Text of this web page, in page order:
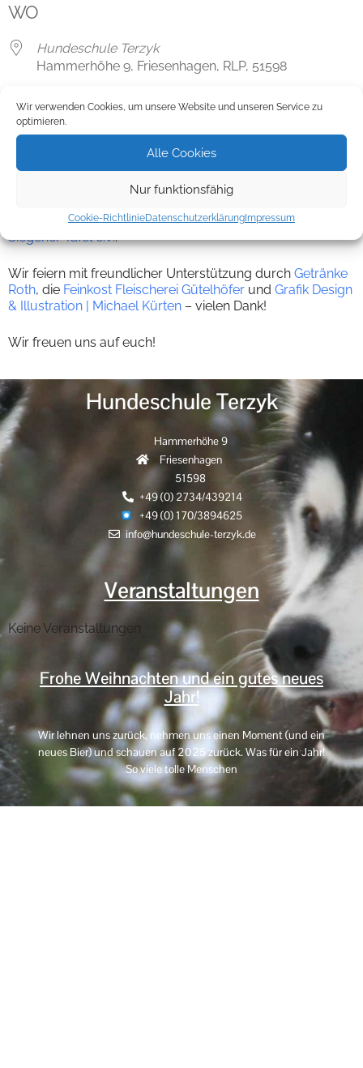
Wir verwenden Cookies, um unsere Website und unseren Service zu
optimieren.
Alle Cookies
Nur funktionsfähig
Cookie-RichtlinieDatenschutzerklärung Impressum
WO
Hundeschule Terzyk
Hammerhöhe 9, Friesenhagen, RLP, 51598
Karte nicht verfügbar
Wir, die Hundeschule Terzyk undRohfutter Siegen
euch und eure Hunde herzlich zu unserer gemeinsamen
gesorgt. Alle Spendenerlöse gehen an den Verein
Siegener Tafel e.V..
Wir feiern mit freundlicher Unterstützung durch Getränke
Roth, die Feinkost Fleischerei Gütelhöfer und Grafik Design
& Illustration | Michael Kürten – vielen Dank!
Wir freuen uns auf euch!
Hundeschule Terzyk
Hammerhöhe 9
Friesenhagen
51598
+49 (0) 2734/439214
+49 (0) 170/3894625
info@hundeschule-terzyk.de
Veranstaltungen
Keine Veranstaltungen
Frohe Weihnachten und ein gutes neues
Jahr!
Wir lehnen uns zurück, nehmen uns einen Moment (und ein
neues Bier) und schauen auf 2025 zurück. Was für ein Jahr!
So viele tolle Menschen